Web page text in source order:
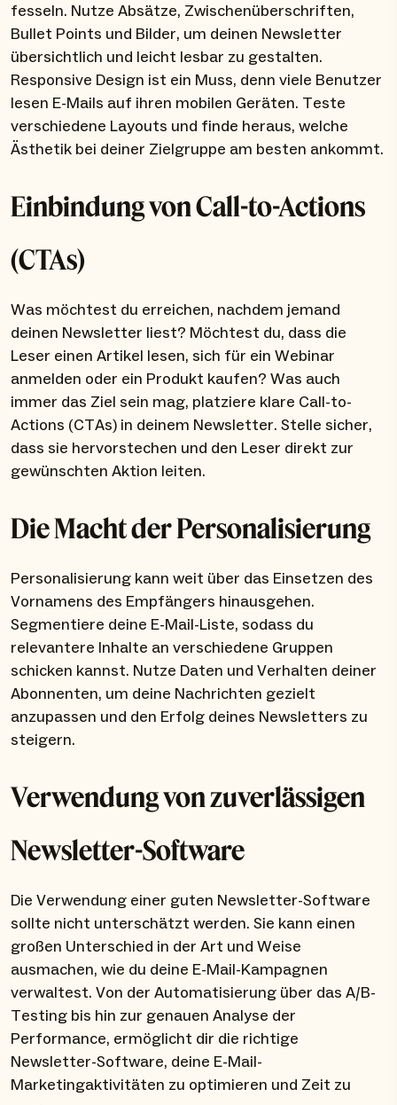
fesseln. Nutze Absätze, Zwischenüberschriften,
Bullet Points und Bilder, um deinen Newsletter
übersichtlich und leicht lesbar zu gestalten.
Responsive Design ist ein Muss, denn viele Benutzer
lesen E-Mails auf ihren mobilen Geräten. Teste
verschiedene Layouts und finde heraus, welche
Ästhetik bei deiner Zielgruppe am besten ankommt.
Einbindung von Call-to-Actions
(CTAs)
Was möchtest du erreichen, nachdem jemand
deinen Newsletter liest? Möchtest du, dass die
Leser einen Artikel lesen, sich für ein Webinar
anmelden oder ein Produkt kaufen? Was auch
immer das Ziel sein mag, platziere klare Call-to-
Actions (CTAs) in deinem Newsletter. Stelle sicher,
dass sie hervorstechen und den Leser direkt zur
gewünschten Aktion leiten.
Die Macht der Personalisierung
Personalisierung kann weit über das Einsetzen des
Vornamens des Empfängers hinausgehen.
Segmentiere deine E-Mail-Liste, sodass du
relevantere Inhalte an verschiedene Gruppen
schicken kannst. Nutze Daten und Verhalten deiner
Abonnenten, um deine Nachrichten gezielt
anzupassen und den Erfolg deines Newsletters zu
steigern.
Verwendung von zuverlässigen
Newsletter-Software
Die Verwendung einer guten Newsletter-Software
sollte nicht unterschätzt werden. Sie kann einen
großen Unterschied in der Art und Weise
ausmachen, wie du deine E-Mail-Kampagnen
verwaltest. Von der Automatisierung über das A/B-
Testing bis hin zur genauen Analyse der
Performance, ermöglicht dir die richtige
Newsletter-Software, deine E-Mail-
Marketingaktivitäten zu optimieren und Zeit zu